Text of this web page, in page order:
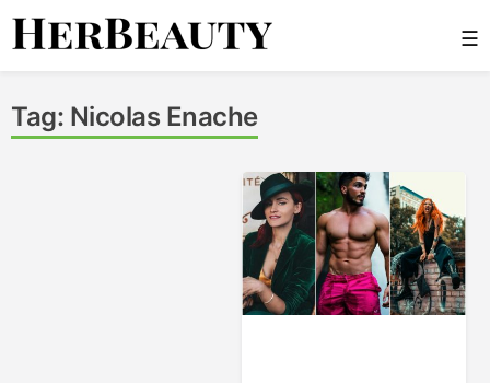
Skip
☰
Tag: Nicolas Enache